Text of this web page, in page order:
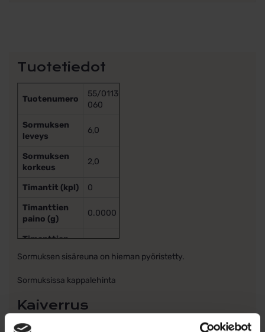
Tuotetiedot
Tuotenumero
55/01130-
060
Sormuksen
leveys
6,0
Sormuksen
korkeus
2,0
Timantit (kpl)
0
Timanttien
paino (g)
0.0000
Timanttien
Sormuksen sisäreuna on hieman pyöristetty.
Sormuksissa kappalehinta
Kaiverrus
Tee sormuksestasi ainutlaatuinen ja henkilökohtainen